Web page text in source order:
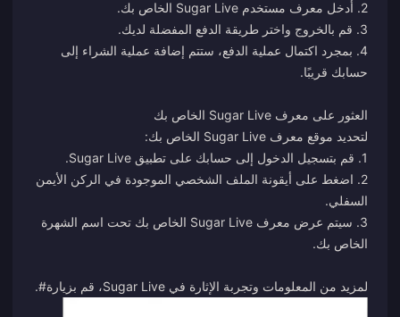
4. بمجرد اكتمال عملية الدفع، ستتم إضافة عملية الشراء إلى
2. اضغط على أيقونة الملف الشخصي الموجودة في الركن الأيمن
3. سيتم عرض معرف Sugar Live الخاص بك تحت اسم الشهرة
لمزيد من المعلومات وتجربة الإثارة في Sugar Live، قم بزيارة #
.